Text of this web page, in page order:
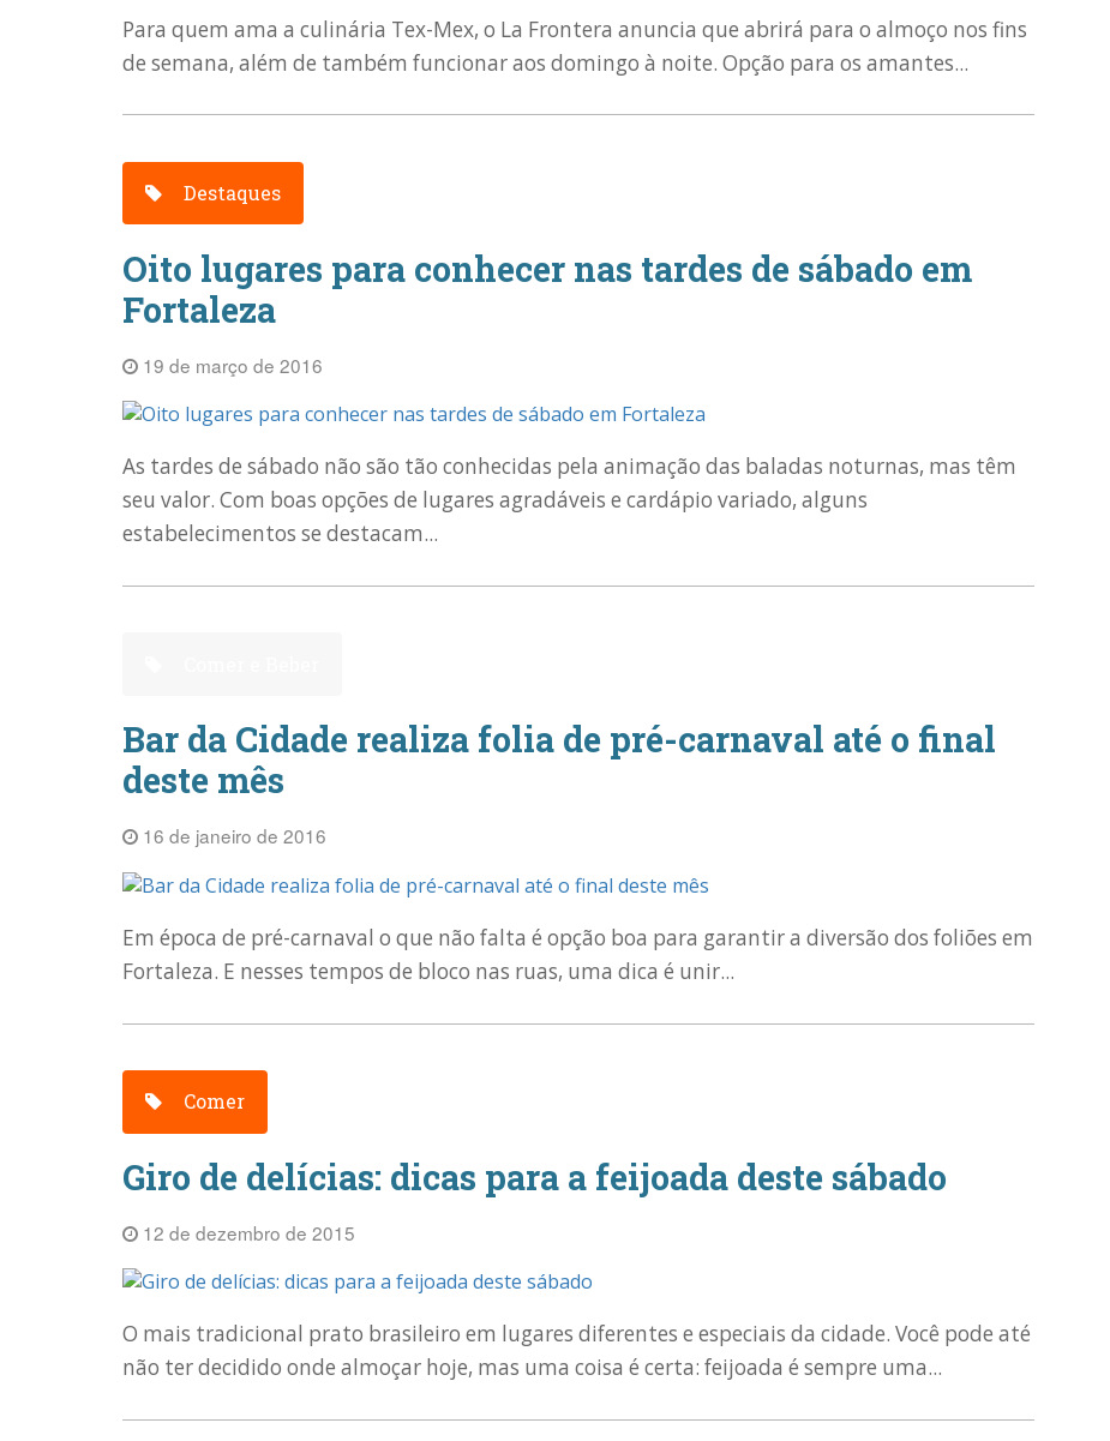
Para quem ama a culinária Tex-Mex, o La Frontera anuncia que abrirá para o almoço nos fins
de semana, além de também funcionar aos domingo à noite. Opção para os amantes...
Destaques
Oito lugares para conhecer nas tardes de sábado em
Fortaleza
19 de março de 2016
As tardes de sábado não são tão conhecidas pela animação das baladas noturnas, mas têm
seu valor. Com boas opções de lugares agradáveis e cardápio variado, alguns
estabelecimentos se destacam...
Bar da Cidade realiza folia de pré-carnaval até o final
deste mês
16 de janeiro de 2016
Em época de pré-carnaval o que não falta é opção boa para garantir a diversão dos foliões em
Fortaleza. E nesses tempos de bloco nas ruas, uma dica é unir...
Comer
Giro de delícias: dicas para a feijoada deste sábado
12 de dezembro de 2015
O mais tradicional prato brasileiro em lugares diferentes e especiais da cidade. Você pode até
não ter decidido onde almoçar hoje, mas uma coisa é certa: feijoada é sempre uma...